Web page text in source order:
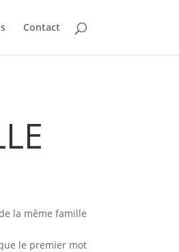
Contact
la même famille
le premier mot